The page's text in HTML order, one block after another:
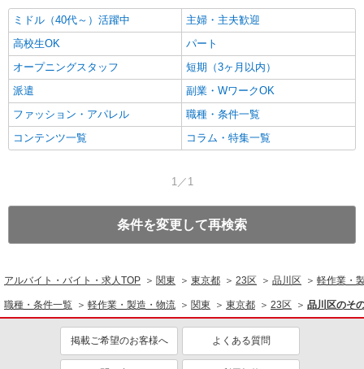
ミドル（40代～）活躍中
主婦・主夫歓迎
高校生OK
パート
オープニングスタッフ
短期（3ヶ月以内）
派遣
副業・WワークOK
ファッション・アパレル
職種・条件一覧
コンテンツ一覧
コラム・特集一覧
1／1
条件を変更して再検索
アルバイト・バイト・求人TOP 関東 東京都 23区 品川区 軽作業・
職種・条件一覧 軽作業・製造・物流 関東 東京都 23区 品川区のそ
掲載ご希望のお客様へ よくある質問